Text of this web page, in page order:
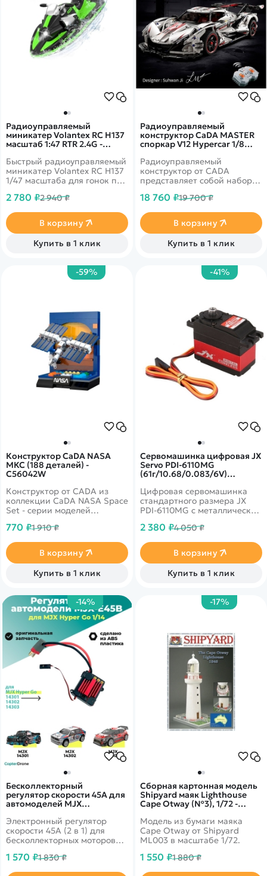
Радиоуправляемый
миникатер Volantex RC H137
масштаб 1:47 RTR 2.4G -
Быстрый радиоуправляемый
миникатер Volantex RC H137
1/47 масштаба для гонок по
двигателями и пультом
2,4 ГГц.
2 780 ₽2 940 ₽
В корзину
Купить в 1 клик
Радиоуправляемый
конструктор CaDA MASTER
споркар V12 Hypercar 1/8
Радиоуправляемый
конструктор от CADA
представляет собой набор
автомобиля V12 Hypercar из
1/8. Внутренний интерьер
модели потрясающе
проработан. Открываются
двери и капот. Под капотом
за работой которого можно
наблюдать. Новый
моторы прошлых моделей.
18 760 ₽19 700 ₽
В корзину
Купить в 1 клик
-59%
Конструктор CaDA NASA
МКС (188 деталей) -
C56042W
Конструктор от CADA из
коллекции CaDA NASA Space
Set - серии моделей
770 ₽1 910 ₽
В корзину
Купить в 1 клик
-41%
Сервомашинка цифровая JX
Servo PDI-6110MG
(61г/10.68/0.083/6V)
Цифровая сервомашинка
стандартного размера JX
PDI-6110MG с металлическим
центральной частью корпуса
Вес: 61 г, усилие на валу:
8.95 кг/см (4.8V), 10.68 кг/см
(6.0V), скорость: 0.105 с/60°
(4.8V), скорость: 0.083 с/60°
2 380 ₽4 050 ₽
В корзину
Купить в 1 клик
-14%
Бесколлекторный
регулятор скорости 45А для
автомоделей MJX
E45B
Электронный регулятор
скорости 45A (2 в 1) для
бесколлекторных моторов
MJX масштаба 1/14.
1 570 ₽1 830 ₽
-17%
Сборная картонная модель
Shipyard маяк Lighthouse
Cape Otway (№3), 1/72 -
Модель из бумаги маяка
Cape Otway от Shipyard
ML003 в масштабе 1/72.
1 550 ₽1 880 ₽